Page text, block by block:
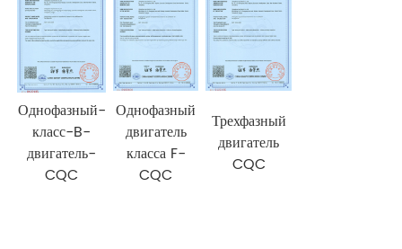
Однофазный-
класс-B-
двигатель-
CQC
Однофазный
двигатель
класса F-
CQC
Трехфазный
двигатель
CQC